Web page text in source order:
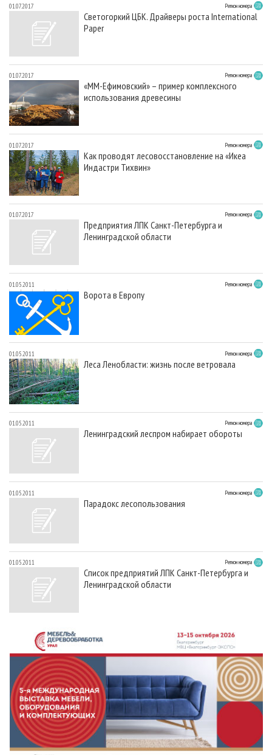
01.07.2017 Регион номера
Светогоркий ЦБК. Драйверы роста International
Paper
01.07.2017 Регион номера
«ММ-Ефимовский» – пример комплексного
использования древесины
01.07.2017 Регион номера
Как проводят лесовосстановление на «Икеа
Индастри Тихвин»
01.07.2017 Регион номера
Предприятия ЛПК Санкт-Петербурга и
Ленинградской области
01.05.2011 Регион номера
Ворота в Европу
01.05.2011 Регион номера
Леса Ленобласти: жизнь после ветровала
01.05.2011 Регион номера
Ленинградский леспром набирает обороты
01.05.2011 Регион номера
Парадокс лесопользования
01.05.2011 Регион номера
Список предприятий ЛПК Санкт-Петербурга и
Ленинградской области